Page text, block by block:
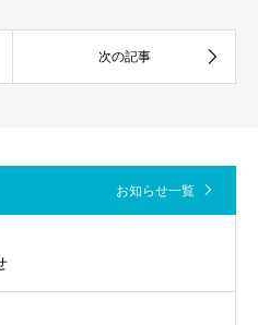
お知らせ一覧